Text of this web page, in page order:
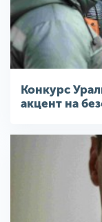
Конкурс
акцент на